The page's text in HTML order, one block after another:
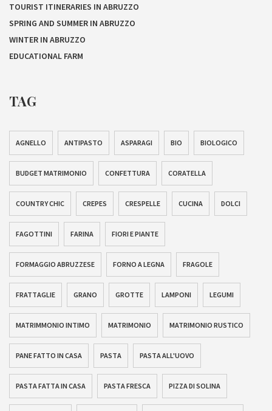
TOURIST ITINERARIES IN ABRUZZO
SPRING AND SUMMER IN ABRUZZO
WINTER IN ABRUZZO
EDUCATIONAL FARM
TAG
AGNELLO ANTIPASTO ASPARAGI BIO BIOLOGICO
BUDGET MATRIMONIO CONFETTURA CORATELLA
COUNTRY CHIC CREPES CRESPELLE CUCINA DOLCI
FAGOTTINI FARINA FIORI E PIANTE
FORMAGGIO ABRUZZESE FORNO A LEGNA FRAGOLE
FRATTAGLIE GRANO GROTTE LAMPONI LEGUMI
MATRIMMONIO INTIMO MATRIMONIO MATRIMONIO RUSTICO
PANE FATTO IN CASA PASTA PASTA ALL'UOVO
PASTA FATTA IN CASA PASTA FRESCA PIZZA DI SOLINA